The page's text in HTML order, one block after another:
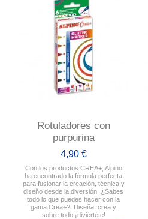
Rotuladores con
purpurina
4,90 €
Con los productos CREA+, Alpino
ha encontrado la fórmula perfecta
para fusionar la creación, técnica y
diseño desde la diversión. ¿Sabes
todo lo que puedes hacer con la
gama Crea+? Diseña, crea y
sobre todo ¡diviértete!